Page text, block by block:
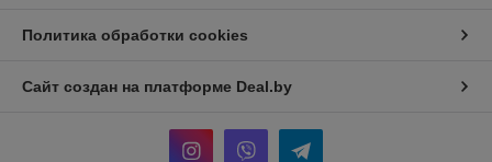
Политика обработки cookies
Сайт создан на платформе Deal.by